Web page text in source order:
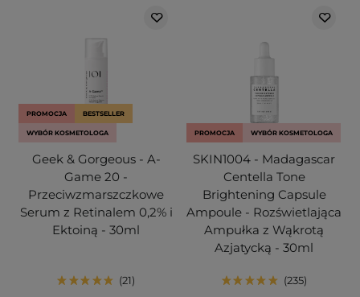
PROMOCJA BESTSELLER
WYBÓR KOSMETOLOGA
Geek & Gorgeous - A-
Game 20 -
Przeciwzmarszczkowe
Serum z Retinalem 0,2% i
Ektoiną - 30ml
21
PROMOCJA WYBÓR KOSMETOLOGA
SKIN1004 - Madagascar
Centella Tone
Brightening Capsule
Ampoule - Rozświetlająca
Ampułka z Wąkrotą
Azjatycką - 30ml
235